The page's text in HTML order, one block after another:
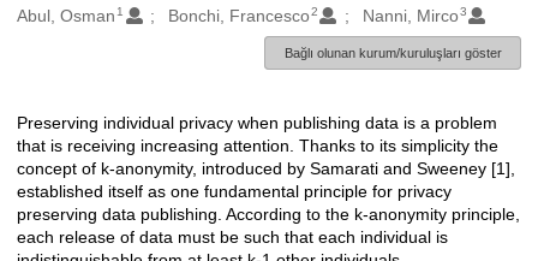
Oluşturanlar
Abul, Osman 1 Bonchi, Francesco2 Nanni, Mirco3
Bağlı olunan kurum/kuruluşları göster
Açıklama
Preserving individual privacy when publishing data is a problem
that is receiving increasing attention. Thanks to its simplicity the
concept of k-anonymity, introduced by Samarati and Sweeney [1],
established itself as one fundamental principle for privacy
preserving data publishing. According to the k-anonymity principle,
each release of data must be such that each individual is